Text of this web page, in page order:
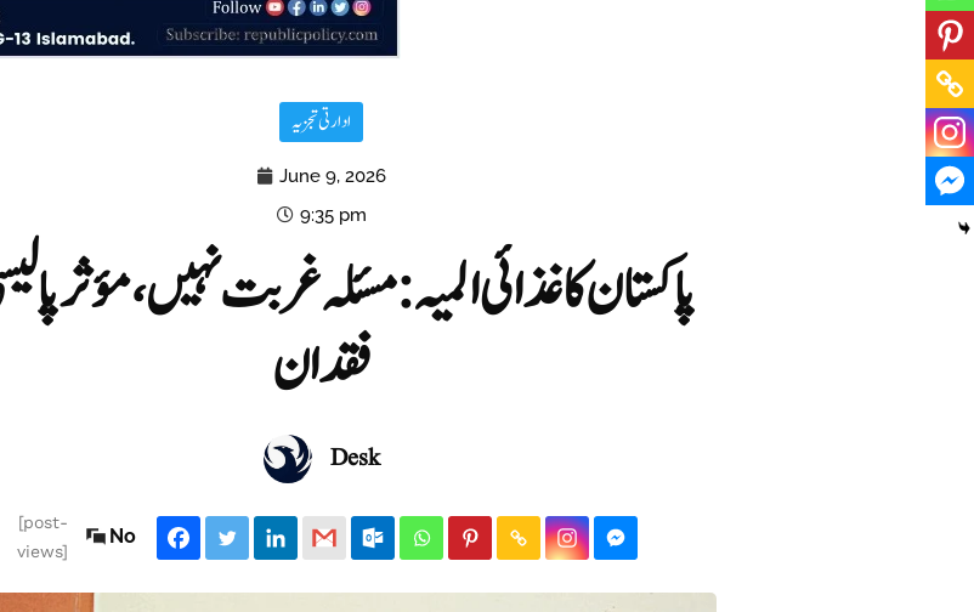
ادارتی تجزیہ
June 9, 2026
9:35 pm
پاکستان کا غذائی المیہ: مسئلہ غربت نہیں، مؤثر
فقدان
Desk
[post-
views]
No